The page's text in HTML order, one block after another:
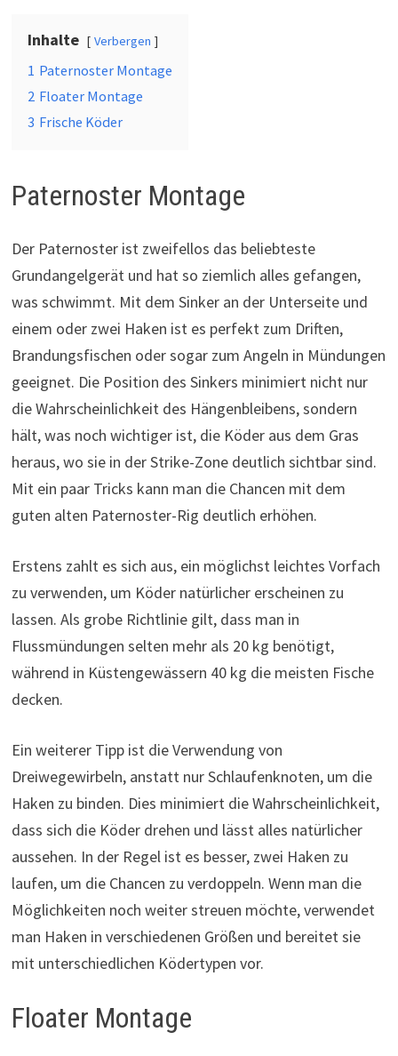
Inhalte Verbergen
1 Paternoster Montage
2 Floater Montage
3 Frische Köder
Paternoster Montage
Der Paternoster ist zweifellos das beliebteste
Grundangelgerät und hat so ziemlich alles gefangen,
was schwimmt. Mit dem Sinker an der Unterseite und
einem oder zwei Haken ist es perfekt zum Driften,
Brandungsfischen oder sogar zum Angeln in Mündungen
geeignet. Die Position des Sinkers minimiert nicht nur
die Wahrscheinlichkeit des Hängenbleibens, sondern
hält, was noch wichtiger ist, die Köder aus dem Gras
heraus, wo sie in der Strike-Zone deutlich sichtbar sind.
Mit ein paar Tricks kann man die Chancen mit dem
guten alten Paternoster-Rig deutlich erhöhen.
Erstens zahlt es sich aus, ein möglichst leichtes Vorfach
zu verwenden, um Köder natürlicher erscheinen zu
lassen. Als grobe Richtlinie gilt, dass man in
Flussmündungen selten mehr als 20 kg benötigt,
während in Küstengewässern 40 kg die meisten Fische
decken.
Ein weiterer Tipp ist die Verwendung von
Dreiwegewirbeln, anstatt nur Schlaufenknoten, um die
Haken zu binden. Dies minimiert die Wahrscheinlichkeit,
dass sich die Köder drehen und lässt alles natürlicher
aussehen. In der Regel ist es besser, zwei Haken zu
laufen, um die Chancen zu verdoppeln. Wenn man die
Möglichkeiten noch weiter streuen möchte, verwendet
man Haken in verschiedenen Größen und bereitet sie
mit unterschiedlichen Ködertypen vor.
Floater Montage